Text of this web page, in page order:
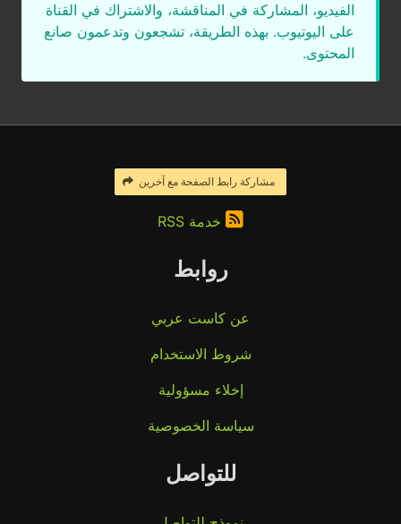
الفيديو، المشاركة في المناقشة، والاشتراك في القناة
على اليوتيوب. بهذه الطريقة، تشجعون وتدعمون صانع
المحتوى.
مشاركة رابط الصفحة مع آخرين
خدمة RSS
روابط
عن كاست عربي
شروط الاستخدام
إخلاء مسؤولية
سياسة الخصوصية
للتواصل